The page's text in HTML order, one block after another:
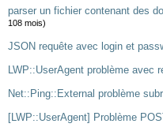
parser un fichier contenant des
108 mois)
JSON requête avec login et
LWP::UserAgent problème avec
Net::Ping::External problème
[LWP::UserAgent] Problème